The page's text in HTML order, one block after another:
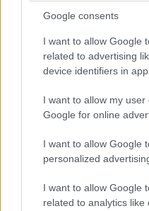
Google consents
I want to allow Google
related to advertising
device identifiers in
I want to allow my
Google for online
I want to allow Google
personalized
I want to allow Google
related to analytics like
Τα προβλήματα που
οδήγησαν και σε έναν